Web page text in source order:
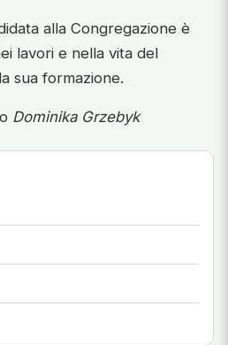
alla Congregazione è
lavori e nella vita del
sua formazione.
Dominika Grzebyk